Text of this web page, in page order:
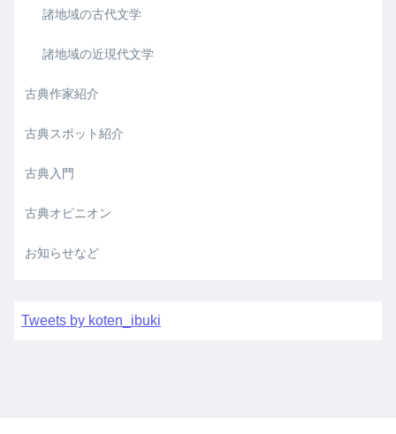
諸地域の古代文学
諸地域の近現代文学
古典作家紹介
古典スポット紹介
古典入門
古典オピニオン
お知らせなど
Tweets by koten_ibuki